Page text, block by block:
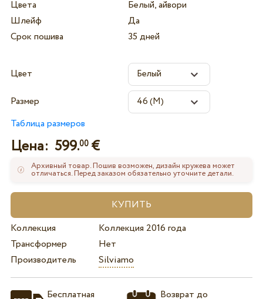
Цвета
Белый, айвори
Шлейф
Да
Срок пошива
35 дней
Цвет
Размер
Таблица размеров
Цена: 599.00€
Архивный товар. Пошив возможен, дизайн кружева может
отличаться. Перед заказом обязательно уточните детали.
Коллекция
Коллекция 2016 года
Трансформер
Нет
Производитель
Silviamo
Бесплатная Возврат до